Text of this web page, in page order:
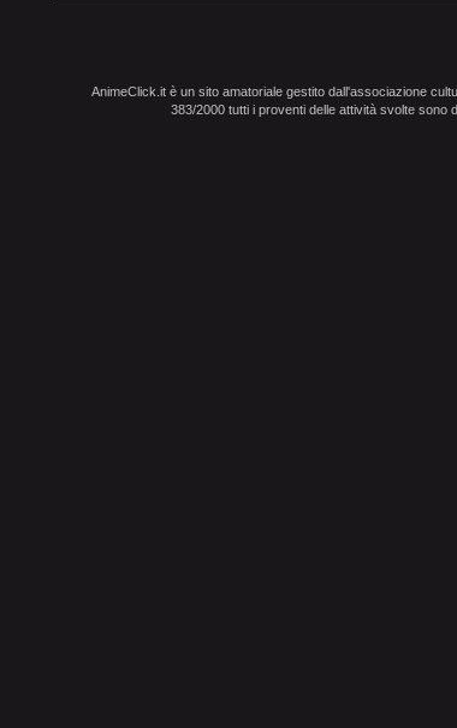
AnimeClick.it è un sito amatoriale gestito dall'associazione
383/2000 tutti i proventi delle attività svolte sono